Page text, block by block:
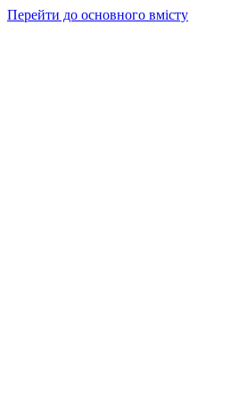
Перейти до основного вмісту